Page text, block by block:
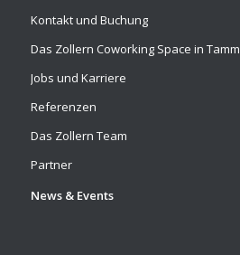
Kontakt und Buchung
Das Zollern Coworking Space in Tamm
Jobs und Karriere
Referenzen
Das Zollern Team
Partner
News & Events